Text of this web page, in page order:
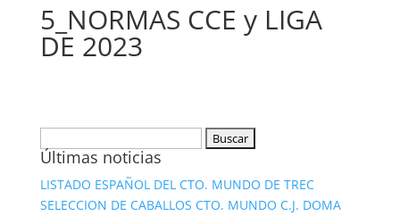
5_NORMAS CCE y LIGA
DE 2023
Últimas noticias
LISTADO ESPAÑOL DEL CTO. MUNDO DE TREC
SELECCION DE CABALLOS CTO. MUNDO C.J. DOMA